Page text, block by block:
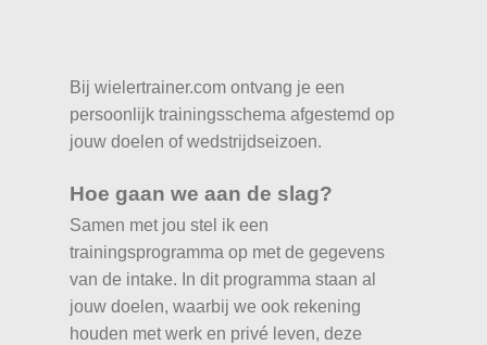
Bij wielertrainer.com ontvang je een
persoonlijk trainingsschema afgestemd op
jouw doelen of wedstrijdseizoen.
Hoe gaan we aan de slag?
Samen met jou stel ik een
trainingsprogramma op met de gegevens
van de intake. In dit programma staan al
jouw doelen, waarbij we ook rekening
houden met werk en privé leven, deze